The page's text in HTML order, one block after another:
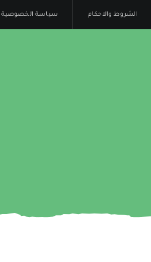
الشروط والاحكام سياسة الخصوصية